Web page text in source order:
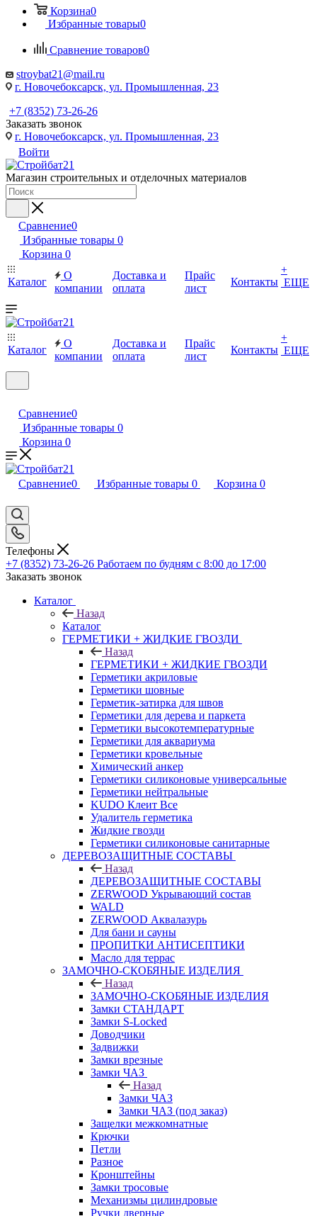
Корзина0
Избранные товары0
Сравнение товаров0
stroybat21@mail.ru
г. Новочебоксарск, ул. Промышленная, 23
+7 (8352) 73-26-26
Заказать звонок
г. Новочебоксарск, ул. Промышленная, 23
Войти
Магазин строительных и отделочных материалов
Сравнение0
Избранные товары 0
Корзина 0
Каталог
О
компании
Доставка и
оплата
Прайс
лист
Контакты
+
ЕЩЕ
Каталог
О
компании
Доставка и
оплата
Прайс
лист
Контакты
+
ЕЩЕ
Сравнение0
Избранные товары 0
Корзина 0
Сравнение0 Избранные товары 0 Корзина 0
Телефоны
+7 (8352) 73-26-26 Работаем по будням с 8:00 до 17:00
Заказать звонок
Каталог
Назад
Каталог
ГЕРМЕТИКИ + ЖИДКИЕ ГВОЗДИ
Назад
ГЕРМЕТИКИ + ЖИДКИЕ ГВОЗДИ
Герметики акриловые
Герметики шовные
Герметик-затирка для швов
Герметики для дерева и паркета
Герметики высокотемпературные
Герметики для аквариума
Герметики кровельные
Химический анкер
Герметики силиконовые универсальные
Герметики нейтральные
KUDO Клеит Все
Удалитель герметика
Жидкие гвозди
Герметики силиконовые санитарные
ДЕРЕВОЗАЩИТНЫЕ СОСТАВЫ
Назад
ДЕРЕВОЗАЩИТНЫЕ СОСТАВЫ
ZERWOOD Укрывающий состав
WALD
ZERWOOD Аквалазурь
Для бани и сауны
ПРОПИТКИ АНТИСЕПТИКИ
Масло для террас
ЗАМОЧНО-СКОБЯНЫЕ ИЗДЕЛИЯ
Назад
ЗАМОЧНО-СКОБЯНЫЕ ИЗДЕЛИЯ
Замки СТАНДАРТ
Замки S-Locked
Доводчики
Задвижки
Замки врезные
Замки ЧАЗ
Назад
Замки ЧАЗ
Замки ЧАЗ (под заказ)
Защелки межкомнатные
Крючки
Петли
Разное
Кронштейны
Замки тросовые
Механизмы цилиндровые
Ручки дверные